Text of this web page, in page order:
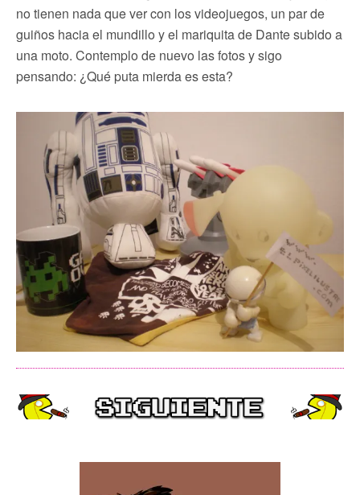
no tienen nada que ver con los videojuegos, un par de
guiños hacia el mundillo y el mariquita de Dante subido a
una moto. Contemplo de nuevo las fotos y sigo
pensando: ¿Qué puta mierda es esta?